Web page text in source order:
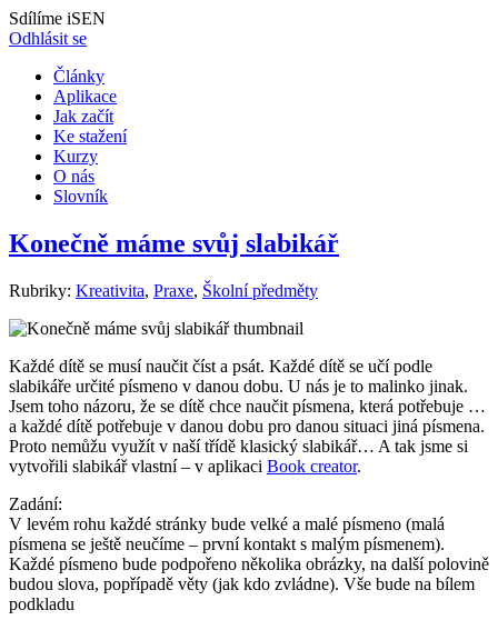
Sdílíme iSEN
Odhlásit se
Články
Aplikace
Jak začít
Ke stažení
Kurzy
O nás
Slovník
Konečně máme svůj slabikář
Rubriky: Kreativita, Praxe, Školní předměty
Každé dítě se musí naučit číst a psát. Každé dítě se učí podle
slabikáře určité písmeno v danou dobu. U nás je to malinko jinak.
Jsem toho názoru, že se dítě chce naučit písmena, která potřebuje …
a každé dítě potřebuje v danou dobu pro danou situaci jiná písmena.
Proto nemůžu využít v naší třídě klasický slabikář… A tak jsme si
vytvořili slabikář vlastní – v aplikaci Book creator.
Zadání:
V levém rohu každé stránky bude velké a malé písmeno (malá
písmena se ještě neučíme – první kontakt s malým písmenem).
Každé písmeno bude podpořeno několika obrázky, na další polovině
budou slova, popřípadě věty (jak kdo zvládne). Vše bude na bílem
podkladu